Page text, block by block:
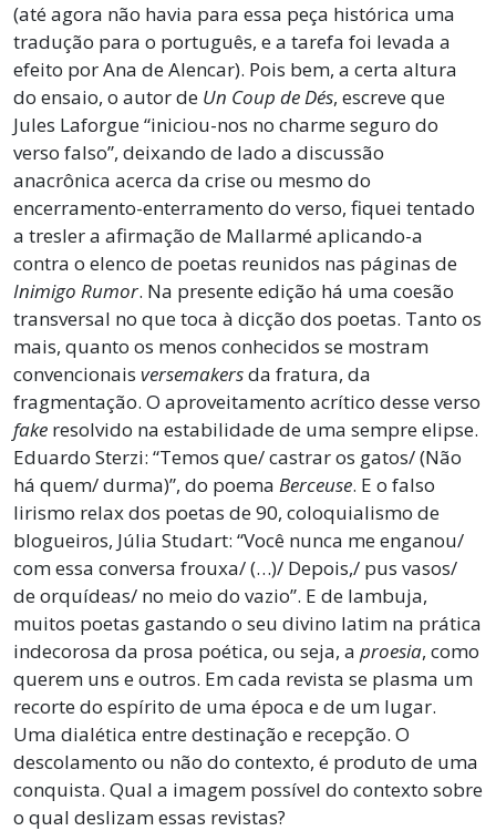
(até agora não havia para essa peça histórica uma
tradução para o português, e a tarefa foi levada a
efeito por Ana de Alencar). Pois bem, a certa altura
do ensaio, o autor de Un Coup de Dés, escreve que
Jules Laforgue “iniciou-nos no charme seguro do
verso falso”, deixando de lado a discussão
anacrônica acerca da crise ou mesmo do
encerramento-enterramento do verso, fiquei tentado
a tresler a afirmação de Mallarmé aplicando-a
contra o elenco de poetas reunidos nas páginas de
Inimigo Rumor. Na presente edição há uma coesão
transversal no que toca à dicção dos poetas. Tanto os
mais, quanto os menos conhecidos se mostram
convencionais versemakersda fratura, da
fragmentação. O aproveitamento acrítico desse verso
fake resolvido na estabilidade de uma sempre elipse.
Eduardo Sterzi: “Temos que/ castrar os gatos/ (Não
há quem/ durma)”, do poema Berceuse. E o falso
lirismo relax dos poetas de 90, coloquialismo de
blogueiros, Júlia Studart: “Você nunca me enganou/
com essa conversa frouxa/ (…)/ Depois,/ pus vasos/
de orquídeas/ no meio do vazio”. E de lambuja,
muitos poetas gastando o seu divino latim na prática
indecorosa da prosa poética, ou seja, a proesia, como
querem uns e outros. Em cada revista se plasma um
recorte do espírito de uma época e de um lugar.
Uma dialética entre destinação e recepção. O
descolamento ou não do contexto, é produto de uma
conquista. Qual a imagem possível do contexto sobre
o qual deslizam essas revistas?